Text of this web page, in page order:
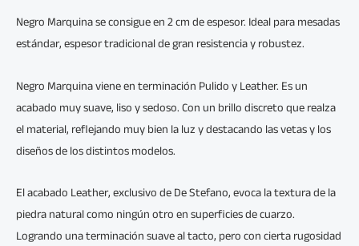
Negro Marquina se consigue en 2 cm de espesor. Ideal para mesadas
estándar, espesor tradicional de gran resistencia y robustez.
Negro Marquina viene en terminación Pulido y Leather. Es un
acabado muy suave, liso y sedoso. Con un brillo discreto que realza
el material, reflejando muy bien la luz y destacando las vetas y los
diseños de los distintos modelos.
El acabado Leather, exclusivo de De Stefano, evoca la textura de la
piedra natural como ningún otro en superficies de cuarzo.
Logrando una terminación suave al tacto, pero con cierta rugosidad